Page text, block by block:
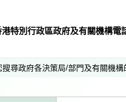
港特別行政區政府及有關機構電
搜尋政府各決策局/部門及有關機